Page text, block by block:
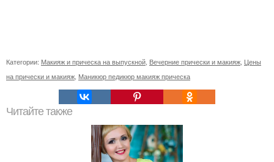
Категории: Макияж и прическа на выпускной Вечерние прически и макияж Цены
на прически и макияж Маникюр педикюр макияж прическа
Читайте также